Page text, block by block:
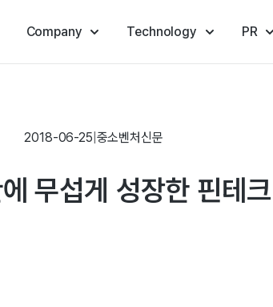
Company Technology PR
2018-06-25 중소벤처신문
무섭게 성장한 핀테